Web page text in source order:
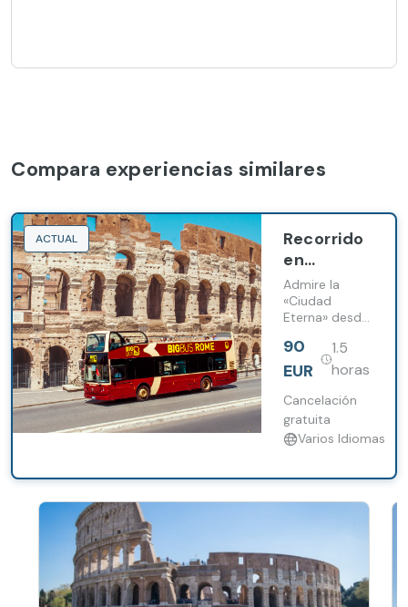
Compara experiencias similares
ACTUAL
Recorrido
en
autobús
con
paradas
libres por
Roma - 24
Admire la
«Ciudad
Eterna» desde
perspectiva
cómodamente
autobús
descapotable
de dos pisos.
Sube y baja
quieras en
cualquiera de
ubicadas
cerca de las
atracciones
90
EUR
1.5
horas
Cancelación
gratuita
Varios Idiomas